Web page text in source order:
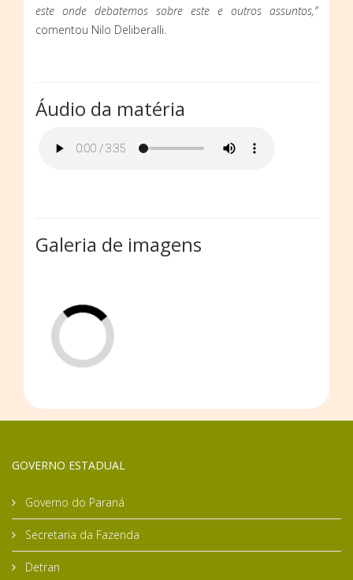
este onde debatemos sobre este e outros assuntos,”
comentou Nilo Deliberalli.
Áudio da matéria
Galeria de imagens
GOVERNO ESTADUAL
Governo do Paraná
Secretaria da Fazenda
Detran